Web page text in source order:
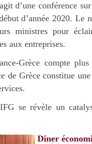
d’une conférence
d’année 2020. Le
ministres pour
aux entreprises.
Grèce compte
de Grèce constitue
se révèle un
Diner